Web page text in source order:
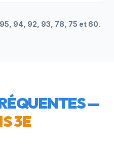
94, 92, 93, 78, 75 et 60.
—
3E